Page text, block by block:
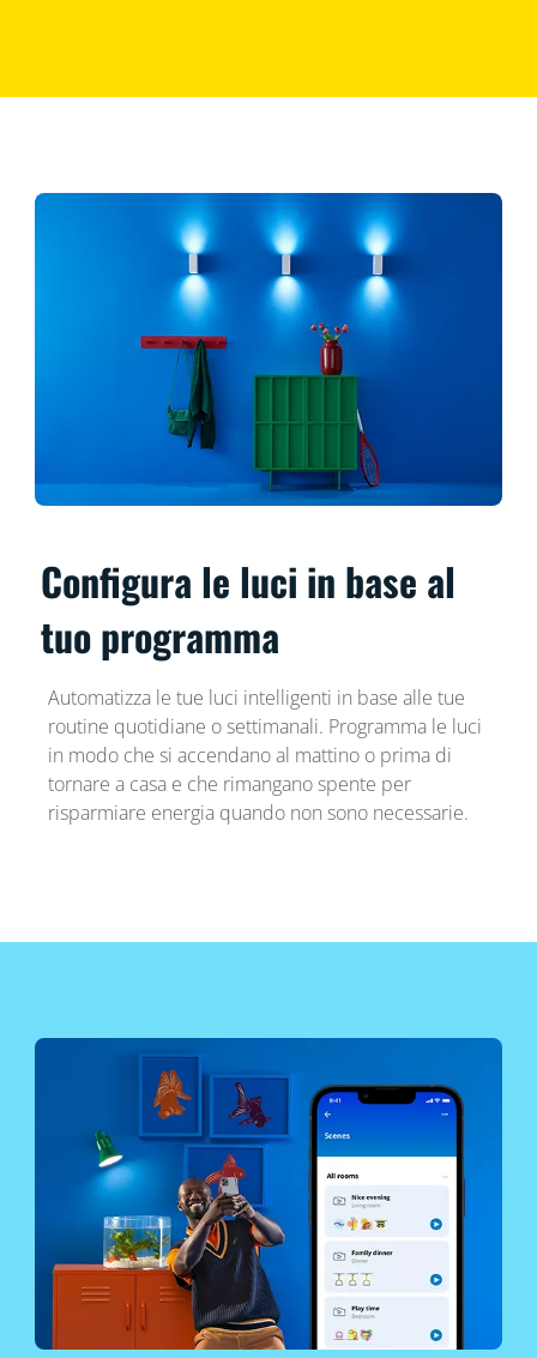
Configura le luci in base al
tuo programma
Automatizza le tue luci intelligenti in base alle tue
routine quotidiane o settimanali. Programma le luci
in modo che si accendano al mattino o prima di
tornare a casa e che rimangano spente per
risparmiare energia quando non sono necessarie.